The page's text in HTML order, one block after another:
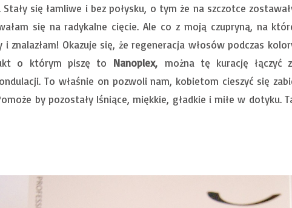
Stały się łamliwe i bez połysku, o tym że na szczotce
się na radykalne cięcie. Ale co z moją czupryną, na
i znalazłam! Okazuje się, że regeneracja włosów podczas
o którym piszę to Nanoplex, można tę kurację łączyć
To właśnie on pozwoli nam, kobietom cieszyć się
by pozostały lśniące, miękkie, gładkie i miłe w dotyku.